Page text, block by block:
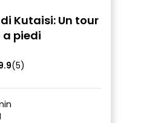
Kutaisi: Un tour
piedi
(5)